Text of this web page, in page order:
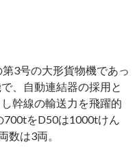
3号の大形貨物機であっ
、自動連結器の採用と
幹線の輸送力を飛躍的
700tをD50は1000tけん
数は3両。